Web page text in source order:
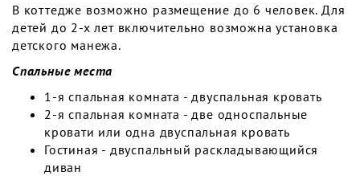
В коттедже возможно размещение до 6 человек. Для
детей до 2-х лет включительно возможна установка
детского манежа.
Спальные места
1-я спальная комната - двуспальная кровать
2-я спальная комната - две односпальные
кровати или одна двуспальная кровать
Гостиная - двуспальный раскладывающийся
диван